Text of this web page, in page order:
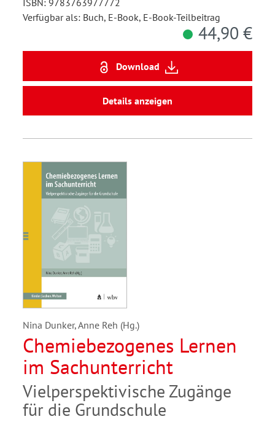
ISBN: 9783763977772
Verfügbar als: Buch, E-Book, E-Book-Teilbeitrag
44,90 €
Download
Details anzeigen
Nina Dunker, Anne Reh (Hg.)
Chemiebezogenes Lernen
im Sachunterricht
Vielperspektivische Zugänge
für die Grundschule